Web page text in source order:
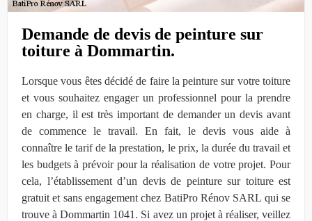
Demande de devis de peinture sur
toiture à Dommartin.
Lorsque vous êtes décidé de faire la peinture sur votre toiture
et vous souhaitez engager un professionnel pour la prendre
en charge, il est très important de demander un devis avant
de commence le travail. En fait, le devis vous aide à
connaître le tarif de la prestation, le prix, la durée du travail et
les budgets à prévoir pour la réalisation de votre projet. Pour
cela, l’établissement d’un devis de peinture sur toiture est
gratuit et sans engagement chez BatiPro Rénov SARL qui se
trouve à Dommartin 1041. Si avez un projet à réaliser, veillez